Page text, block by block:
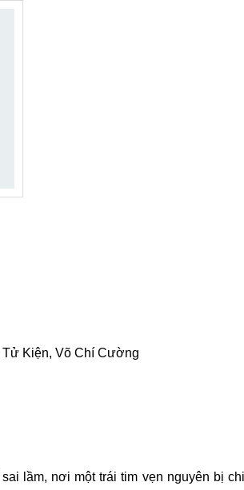
Kiện, Võ Chí Cường
lầm, nơi một trái tim vẹn nguyên bị